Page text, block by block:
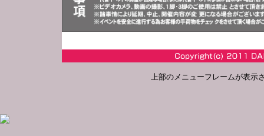
上部のメニューフレームが表示